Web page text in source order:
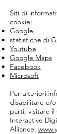
Siti di
cookie:
Google
statistiche di
Youtube
Google Maps
Facebook
Microsoft
Per ulteriori
disabilitare e/
parti, visitare
Interactive
Alliance: